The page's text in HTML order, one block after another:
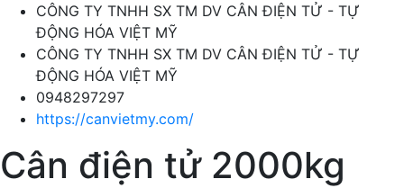
CÔNG TY TNHH SX TM DV CÂN ĐIỆN TỬ - TỰ
ĐỘNG HÓA VIỆT MỸ
CÔNG TY TNHH SX TM DV CÂN ĐIỆN TỬ - TỰ
ĐỘNG HÓA VIỆT MỸ
0948297297
https://canvietmy.com/
Cân điện tử 2000kg